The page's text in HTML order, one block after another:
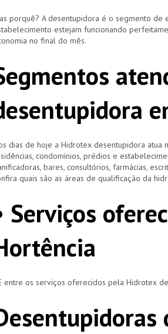
porquê? A desentupidora é o segmento
estejam funcionando
no final do mês.
dias de hoje a Hidrotex desentupidora atua
condomínios, prédios e
bares, consultórios, farmácias,
quais são as áreas de qualificação da
Serviços
entre os serviços oferecidos pela Hidrotex